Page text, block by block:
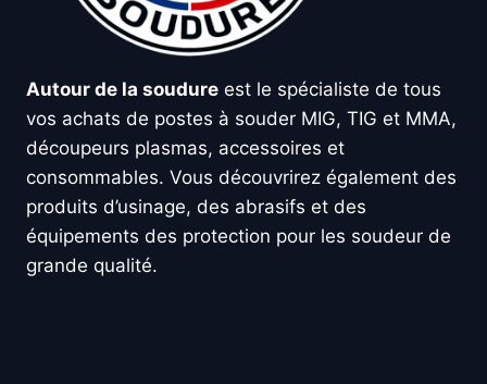
Autour de la soudure est le spécialiste de tous
vos achats de postes à souder MIG, TIG et MMA,
découpeurs plasmas, accessoires et
consommables. Vous découvrirez également des
produits d’usinage, des abrasifs et des
équipements des protection pour les soudeur de
grande qualité.